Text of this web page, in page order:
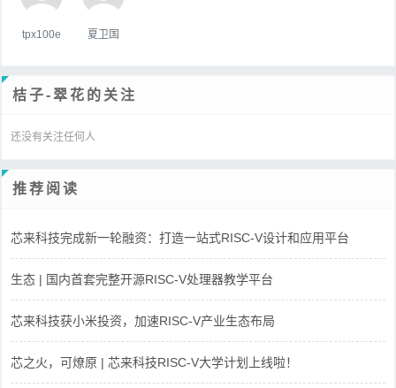
tpx100e 夏卫国
桔子-翠花的关注
还没有关注任何人
推荐阅读
芯来科技完成新一轮融资：打造一站式RISC-V设计和应用平台
生态 | 国内首套完整开源RISC-V处理器教学平台
芯来科技获小米投资，加速RISC-V产业生态布局
芯之火，可燎原 | 芯来科技RISC-V大学计划上线啦！